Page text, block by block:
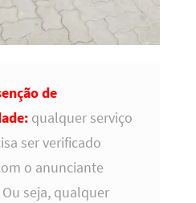
de
qualquer serviço
ser verificado
o anunciante
seja, qualquer